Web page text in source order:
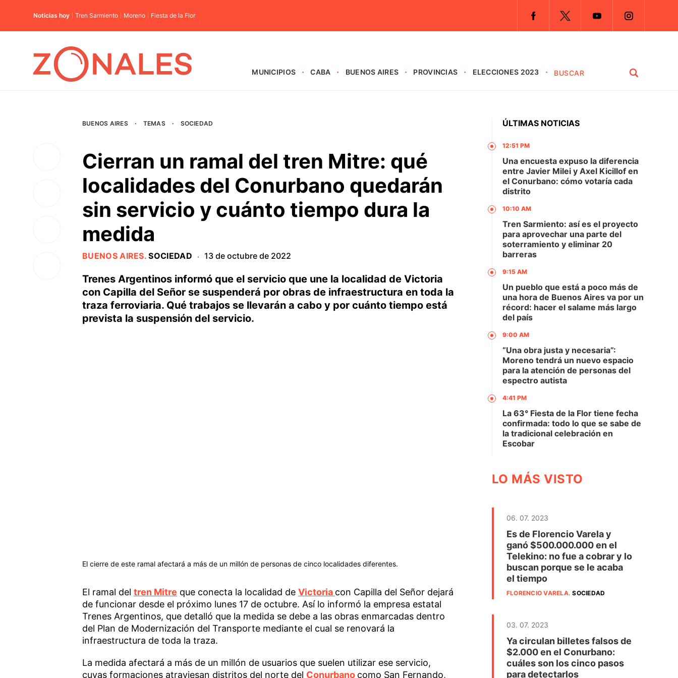
Noticias hoy Tren Sarmiento Moreno Fiesta de la Flor
MUNICIPIOS CABA BUENOS AIRES PROVINCIAS ELECCIONES 2023
BUENOS AIRES · TEMAS · SOCIEDAD
Cierran un ramal del tren Mitre: qué
localidades del Conurbano quedarán
sin servicio y cuánto tiempo dura la
medida
BUENOS AIRES.SOCIEDAD · 13 de octubre de 2022
Trenes Argentinos informó que el servicio que une la localidad de Victoria
con Capilla del Señor se suspenderá por obras de infraestructura en toda la
traza ferroviaria. Qué trabajos se llevarán a cabo y por cuánto tiempo está
prevista la suspensión del servicio.
El cierre de este ramal afectará a más de un millón de personas de cinco localidades diferentes.
El ramal del tren Mitre que conecta la localidad de Victoria con Capilla del Señor dejará
de funcionar desde el próximo lunes 17 de octubre. Así lo informó la empresa estatal
Trenes Argentinos, que detalló que la medida se debe a las obras enmarcadas dentro
del Plan de Modernización del Transporte mediante el cual se renovará la
infraestructura de toda la traza.
La medida afectará a más de un millón de usuarios que suelen utilizar ese servicio,
cuyas formaciones atraviesan distritos del norte del Conurbano como San Fernando,
ÚLTIMAS NOTICIAS
12:51 PM
Una encuesta expuso la diferencia
entre Javier Milei y Axel Kicillof en
el Conurbano: cómo votaría cada
distrito
10:10 AM
Tren Sarmiento: así es el proyecto
para aprovechar una parte del
soterramiento y eliminar 20
barreras
9:15 AM
Un pueblo que está a poco más de
una hora de Buenos Aires va por un
récord: hacer el salame más largo
del país
9:00 AM
“Una obra justa y necesaria”:
Moreno tendrá un nuevo espacio
para la atención de personas del
espectro autista
4:41 PM
La 63° Fiesta de la Flor tiene fecha
confirmada: todo lo que se sabe de
la tradicional celebración en
Escobar
LO MÁS VISTO
06. 07. 2023
Es de Florencio Varela y
ganó $500.000.000 en el
Telekino: no fue a cobrar y lo
buscan porque se le acaba
el tiempo
FLORENCIO VARELA.SOCIEDAD
03. 07. 2023
Ya circulan billetes falsos de
$2.000 en el Conurbano:
cuáles son los cinco pasos
para detectarlos